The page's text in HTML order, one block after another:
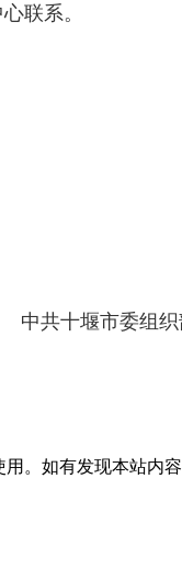
联系。
中共十堰市委
。如有发现本站内